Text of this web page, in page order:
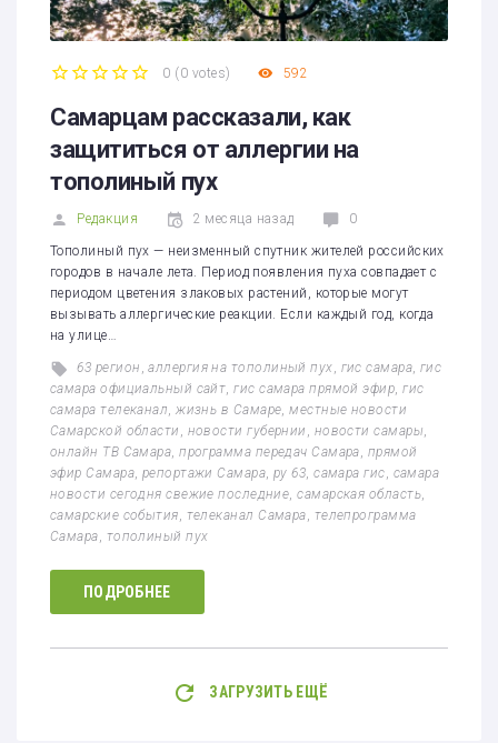
0 ( 0 votes) 592
Самарцам рассказали, как
защититься от аллергии на
тополиный пух
Редакция 2 месяца назад 0
Тополиный пух — неизменный спутник жителей российских
городов в начале лета. Период появления пуха совпадает с
периодом цветения злаковых растений, которые могут
вызывать аллергические реакции. Если каждый год, когда
на улице…
63 регион ,аллергия на тополиный пух, гис самара, гис
самара официальный сайт,гис самара прямой эфир,гис
самара телеканал,жизнь в Самаре,местные новости
Самарской области , новости губернии , новости самары,
онлайн ТВ Самара,программа передач Самара, прямой
эфир Самара, репортажи Самара, ру 63,самара гис, самара
новости сегодня свежие последние,самарская область,
самарские события, телеканал Самара, телепрограмма
Самара, тополиный пух
ПОДРОБНЕЕ
ЗАГРУЗИТЬ ЕЩЁ